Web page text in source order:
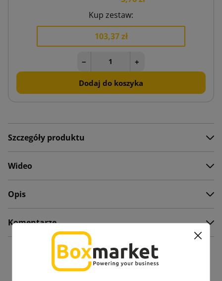
Kup zestaw:
103,37 zł
− +
Dodaj do koszyka
Szczegóły produktu
Wideo
Opis
Komentarze
Zobacz także